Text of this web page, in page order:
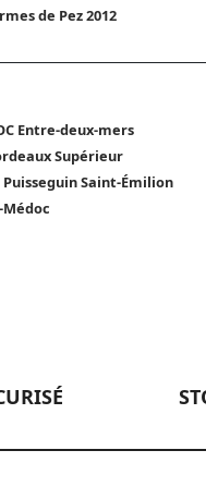
de Pez 2012
Entre-deux-mers
Supérieur
Puisseguin Saint-Émilion